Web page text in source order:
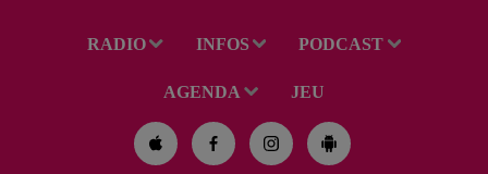
RADIO INFOS PODCAST
AGENDA JEU